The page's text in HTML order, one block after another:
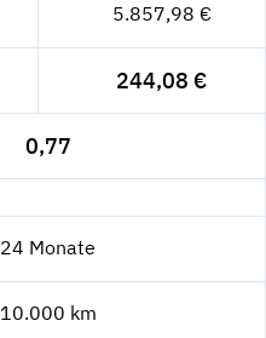
5.857,98 €
244,08 €
0,77
24 Monate
10.000 km